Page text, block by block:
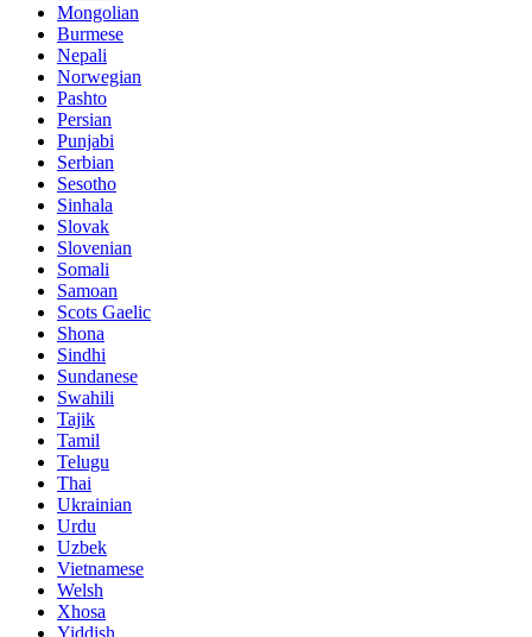
Mongolian
Burmese
Nepali
Norwegian
Pashto
Persian
Punjabi
Serbian
Sesotho
Sinhala
Slovak
Slovenian
Somali
Samoan
Scots Gaelic
Shona
Sindhi
Sundanese
Swahili
Tajik
Tamil
Telugu
Thai
Ukrainian
Urdu
Uzbek
Vietnamese
Welsh
Xhosa
Yiddish